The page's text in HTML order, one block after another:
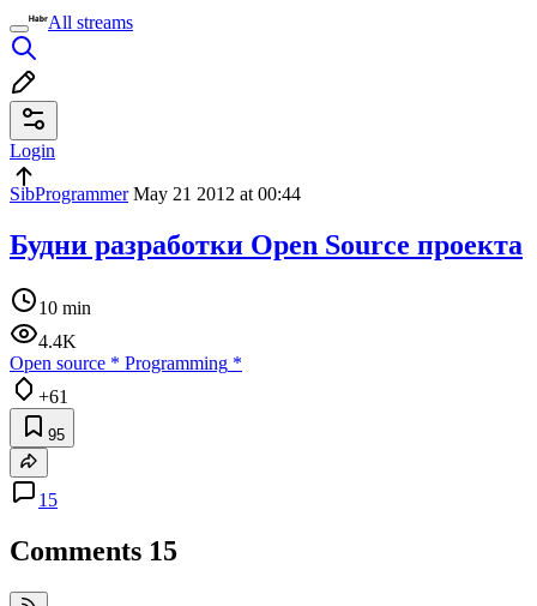
All streams
Login
SibProgrammerMay 21 2012 at 00:44
Будни разработки Open Source проекта
10 min
4.4K
Open source * Programming *
+61
95
15
Comments 15